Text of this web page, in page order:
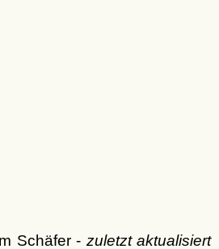
Schäfer - zuletzt aktualisiert